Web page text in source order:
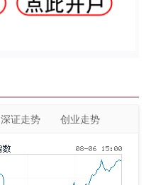
深证走势 创业走势